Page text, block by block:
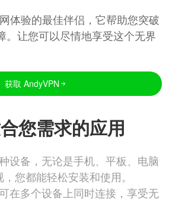
体验的最佳伴侣，它帮助您突破
。让您可以尽情地享受这个无界
获取 AndyVPN
您需求的应用
设备，无论是手机、平板、电脑
您都能轻松安装和使用。
在多个设备上同时连接，享受无